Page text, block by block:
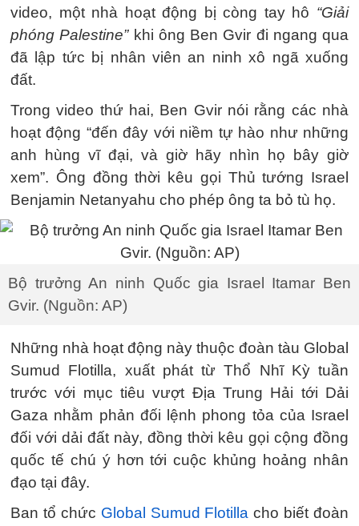
video, một nhà hoạt động bị còng tay hô “Giải
phóng Palestine”khi ông Ben Gvir đi ngang qua
đã lập tức bị nhân viên an ninh xô ngã xuống
đất.
Trong video thứ hai, Ben Gvir nói rằng các nhà
hoạt động “đến đây với niềm tự hào như những
anh hùng vĩ đại, và giờ hãy nhìn họ bây giờ
xem”. Ông đồng thời kêu gọi Thủ tướng Israel
Benjamin Netanyahu cho phép ông ta bỏ tù họ.
Bộ trưởng An ninh Quốc gia Israel Itamar Ben
Gvir. (Nguồn: AP)
Những nhà hoạt động này thuộc đoàn tàu Global
Sumud Flotilla, xuất phát từ Thổ Nhĩ Kỳ tuần
trước với mục tiêu vượt Địa Trung Hải tới Dải
Gaza nhằm phản đối lệnh phong tỏa của Israel
đối với dải đất này, đồng thời kêu gọi cộng đồng
quốc tế chú ý hơn tới cuộc khủng hoảng nhân
đạo tại đây.
Ban tổ chức Global Sumud Flotilla cho biết đoàn